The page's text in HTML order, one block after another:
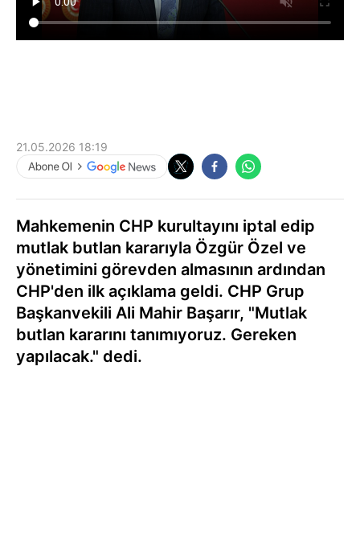
21.05.2026 18:19
Mahkemenin CHP kurultayını iptal edip
mutlak butlan kararıyla Özgür Özel ve
yönetimini görevden almasının ardından
CHP'den ilk açıklama geldi. CHP Grup
Başkanvekili Ali Mahir Başarır, "Mutlak
butlan kararını tanımıyoruz. Gereken
yapılacak." dedi.